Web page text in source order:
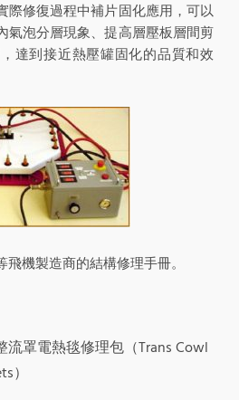
際修復過程中補片固化應用，可以
氣泡分層現象、提高層壓板層間剪
達到接近熱壓罐固化的品質和效
機製造商的結構修理手冊。
流罩電熱毯修理包（Trans Cowl
）